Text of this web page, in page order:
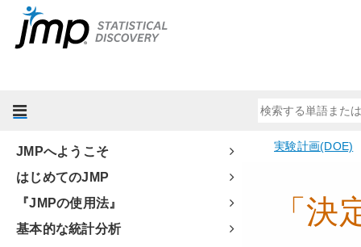
JMPへようこそ
はじめてのJMP
『JMPの使用法』
基本的な統計分析